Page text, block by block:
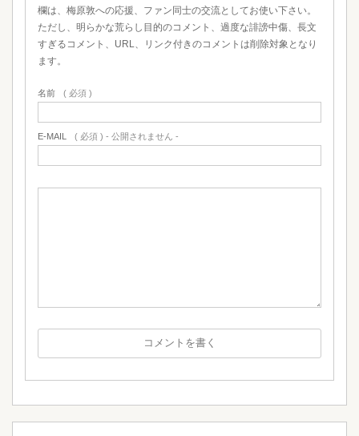
欄は、梅原敦への応援、ファン同士の交流としてお使い下さい。
ただし、明らかな荒らし目的のコメント、過度な誹謗中傷、長文
すぎるコメント、URL、リンク付きのコメントは削除対象となり
ます。
名前 ( 必須 )
E-MAIL ( 必須 ) - 公開されません -